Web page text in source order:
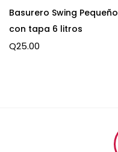
Basurero Swing Pequeño
con tapa 6 litros
Q25.00